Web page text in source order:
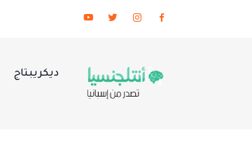
ديكريبتاج